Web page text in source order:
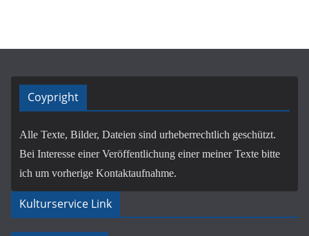
Coypright
Alle Texte, Bilder, Dateien sind urheberrechtlich geschützt.
Bei Interesse einer Veröffentlichung einer meiner Texte bitte
ich um vorherige Kontaktaufnahme.
Kulturservice Link